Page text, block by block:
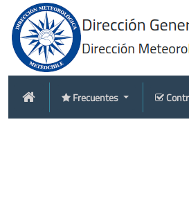
Frecuentes